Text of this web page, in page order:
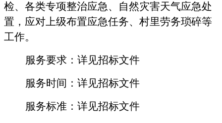
检、各类专项整治应急、自然灾害天气应急处
置，应对上级布置应急任务、村里劳务琐碎等
工作。
服务要求 ：详见招标文件
服务时间 ：详见招标文件
服务标准 ：详见招标文件